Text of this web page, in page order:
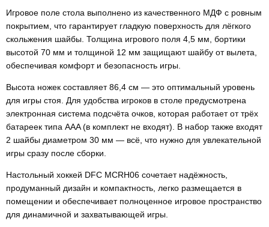
Игровое поле стола выполнено из качественного МДФ с ровным
покрытием, что гарантирует гладкую поверхность для лёгкого
скольжения шайбы. Толщина игрового поля 4,5 мм, бортики
высотой 70 мм и толщиной 12 мм защищают шайбу от вылета,
обеспечивая комфорт и безопасность игры.
Высота ножек составляет 86,4 см — это оптимальный уровень
для игры стоя. Для удобства игроков в столе предусмотрена
электронная система подсчёта очков, которая работает от трёх
батареек типа AAA (в комплект не входят). В набор также входят
2 шайбы диаметром 30 мм — всё, что нужно для увлекательной
игры сразу после сборки.
Настольный хоккей DFC MCRH06 сочетает надёжность,
продуманный дизайн и компактность, легко размещается в
помещении и обеспечивает полноценное игровое пространство
для динамичной и захватывающей игры.